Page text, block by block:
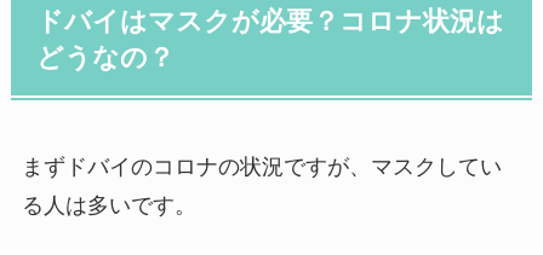
ドバイはマスクが必要？コロナ状況は
どうなの？
まずドバイのコロナの状況ですが、マスクしてい
る人は多いです。